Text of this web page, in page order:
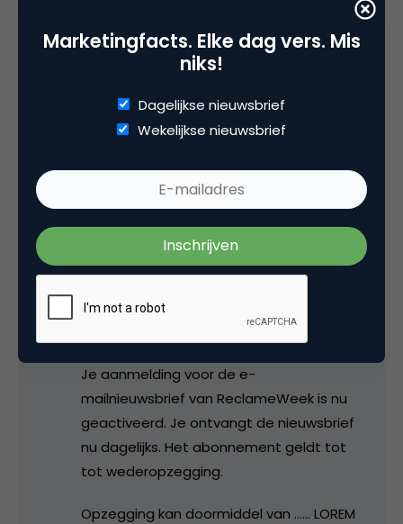
Heel mooi voor ReclameWeek natuurlijk, maar
website jaren op zich heeft laten wachten.
Bovendien is ie nog niet helemaal af:
De aanmelding is geactiveerd
Je aanmelding voor de e-
mailnieuwsbrief van ReclameWeek is nu
geactiveerd. Je ontvangt de nieuwsbrief
nu dagelijks. Het abonnement geldt tot
tot wederopzegging.
Opzegging kan doormiddel van …… LOREM
Marketingfacts. Elke dag vers. Mis
niks!
Dagelijkse nieuwsbrief
Wekelijkse nieuwsbrief